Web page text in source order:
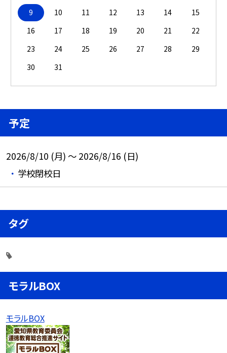
9
10 11 12 13 14
15
16
17 18 19 20 21
22
23
24 25 26 27 28
29
30
31
予定
2026/8/10 (月) ～ 2026/8/16 (日)
学校閉校日
タグ
モラルBOX
モラルBOX